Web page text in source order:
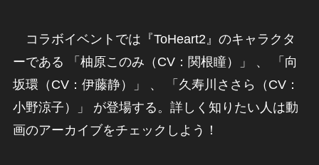
コラボイベントでは『ToHeart2』のキャラクタ
ーである 「柚原このみ（CV：関根瞳）」 、 「向
坂環（CV：伊藤静）」 、 「久寿川ささら（CV：
小野涼子）」 が登場する。詳しく知りたい人は動
画のアーカイブをチェックしよう！